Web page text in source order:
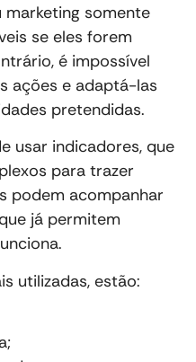
marketing somente
se eles forem
é impossível
ações e adaptá-las
pretendidas.
usar indicadores, que
para trazer
podem acompanhar
já permitem
utilizadas, estão: